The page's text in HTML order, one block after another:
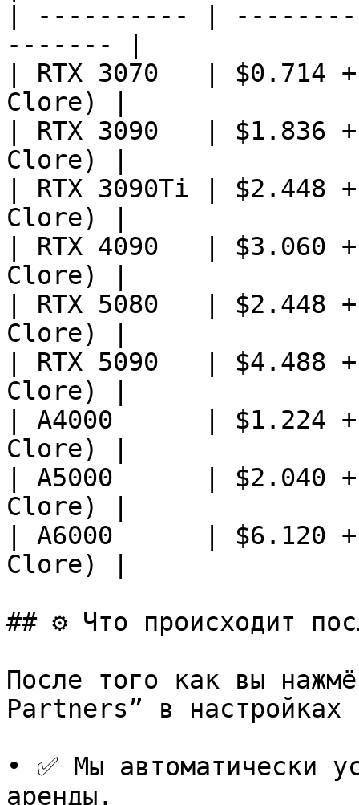
| ---------- |
------- |
| RTX 3070   | $0.714 +
Clore) |
| RTX 3090   | $1.836 +
Clore) |
| RTX 3090Ti | $2.448
Clore) |
| RTX 4090   | $3.060 +
Clore) |
| RTX 5080   | $2.448 +
Clore) |
| RTX 5090   | $4.488 +
Clore) |
| A4000      | $1.224 +
Clore) |
| A5000      | $2.040 +
Clore) |
| A6000      | $6.120 +
Clore) |
## ⚙️ Что происходит
После того как вы
Partners” в настройках
• ✅ Мы автоматически
аренды.